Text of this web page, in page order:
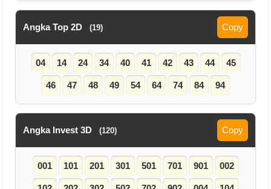
Angka Top 2D (19) Copy
04 14 24 34 40 41 42 43 44 45
46 47 48 49 54 64 74 84 94
Angka Invest 3D (120) Copy
001 101 201 301 501 701 901 002